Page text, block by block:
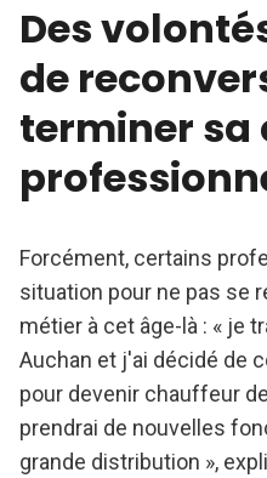
Des
de
terminer sa
Forcément, certains
situation pour ne pas se
métier à cet âge-là : « je
Auchan et j'ai décidé de
pour devenir chauffeur
prendrai de nouvelles
grande distribution »,